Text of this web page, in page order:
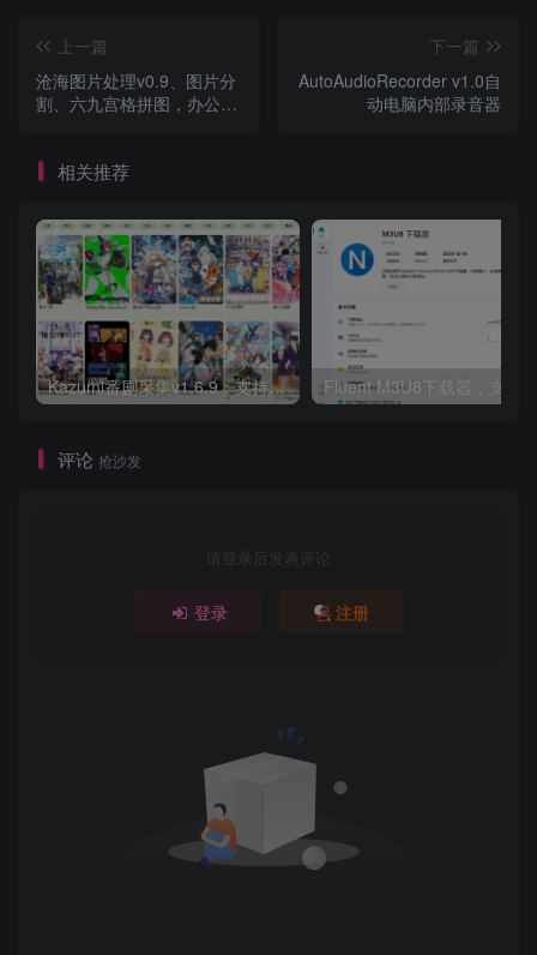
上一篇
沧海图片处理v0.9、图片分
割、六九宫格拼图，办公设
下一篇
AutoAudioRecorder v1.0自
动电脑内部录音器
相关推荐
Kazumi番剧采集v1.6.9：支持自定义规则+在线观看+弹幕，跨平台下载 Fluent M3U8下载器，支持
评论 抢沙发
请登录后发表评论
登录 注册